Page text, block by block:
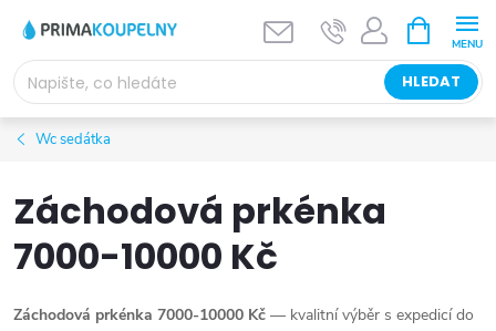
obsah
HLEDAT
NÁKUPNÍ
KOŠÍK
Wc sedátka
Záchodová prkénka
7000-10000 Kč
Záchodová prkénka 7000-10000 Kč — kvalitní výběr s expedicí do